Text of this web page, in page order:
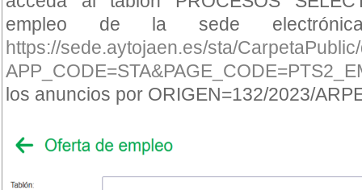
empleo de la sede
https://sede.aytojaen.es/sta/
los anuncios por ORIGEN=132/2023/